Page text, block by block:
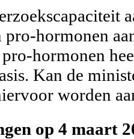
hormonen
hormonen
Kan de
worden
op 4 maart